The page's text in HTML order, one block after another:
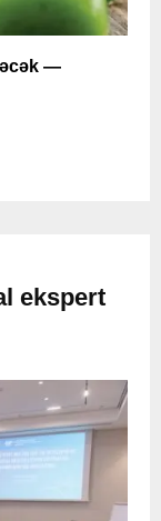
—
ekspert